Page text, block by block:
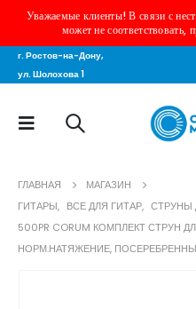
Уважаемые клиенты! В связи с
может не соответствовать,
г. Ростов-на-Дону,
ул. Шолохова 1
ГЛАВНАЯ
МАГАЗИН
ГИТАРЫ, ВСЕ ДЛЯ ГИТАР, СТРУНЫ
500PR CORUM КОМПЛЕКТ СТРУН
НОРМ.НАТЯЖЕНИЕ,